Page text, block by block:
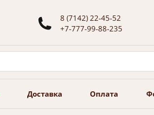
8 (7142) 22-45-52
+7-777-99-88-235
Доставка Оплата